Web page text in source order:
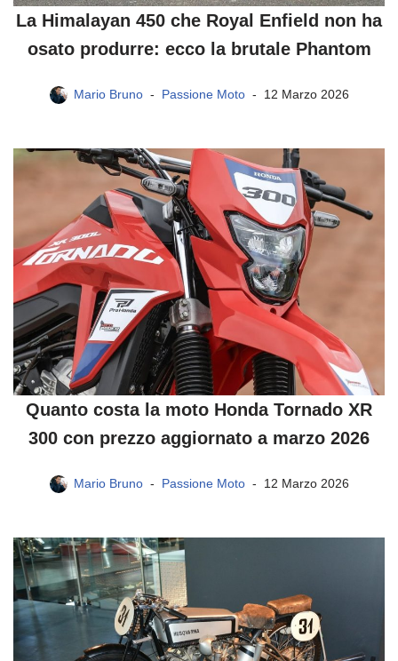
La Himalayan 450 che Royal Enfield non ha
osato produrre: ecco la brutale Phantom
Mario Bruno Passione Moto 12 Marzo 2026
Quanto costa la moto Honda Tornado XR
300 con prezzo aggiornato a marzo 2026
Mario Bruno Passione Moto 12 Marzo 2026